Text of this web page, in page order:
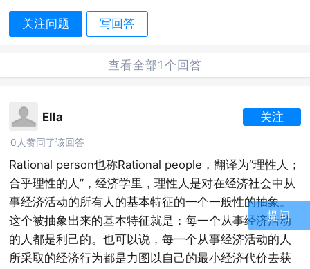
提问
关注问题 写回答
查看全部1个回答
Ella 关注
0人赞同了该回答
Rational person也称Rational people，翻译为“理性人；
合乎理性的人”，经济学里，理性人是对在经济社会中从
事经济活动的所有人的基本特征的一个一般性的抽象。
这个被抽象出来的基本特征就是：每一个从事经济活动
的人都是利己的。也可以说，每一个从事经济活动的人
所采取的经济行为都是力图以自己的最小经济代价去获